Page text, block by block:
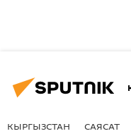
КЫРГЫЗСТАН САЯСАТ